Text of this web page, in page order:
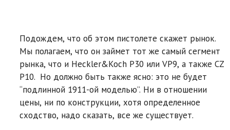
Подождем, что об этом пистолете скажет рынок.
Мы полагаем, что он займет тот же самый сегмент
рынка, что и Heckler&Koch P30 или VP9, а также CZ
P10. Но должно быть также ясно: это не будет
“подлинной 1911-ой моделью”. Ни в отношении
цены, ни по конструкции, хотя определенное
сходство, надо сказать, все же существует.